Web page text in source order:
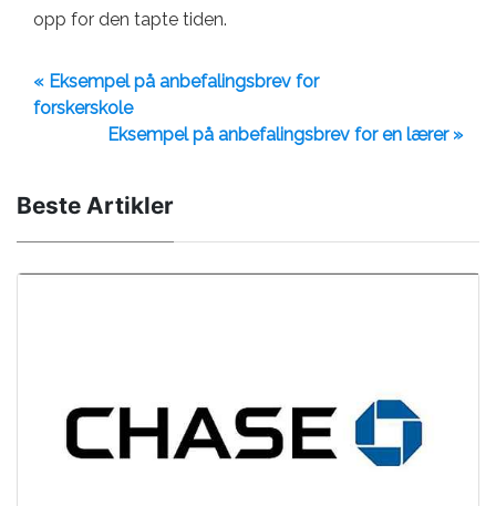
opp for den tapte tiden.
« Eksempel på anbefalingsbrev for
forskerskole
Eksempel på anbefalingsbrev for en lærer »
Beste Artikler